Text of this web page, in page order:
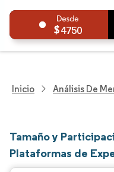
4750
Inicio Análisis De
Tamaño y
Plataformas de